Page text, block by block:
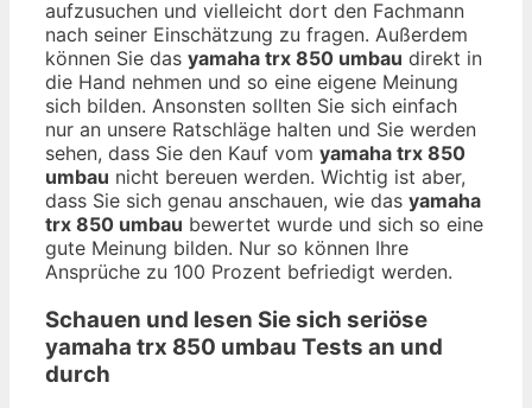
aufzusuchen und vielleicht dort den Fachmann
nach seiner Einschätzung zu fragen. Außerdem
können Sie das yamaha trx 850 umbau direkt in
die Hand nehmen und so eine eigene Meinung
sich bilden. Ansonsten sollten Sie sich einfach
nur an unsere Ratschläge halten und Sie werden
sehen, dass Sie den Kauf vom yamaha trx 850
umbau nicht bereuen werden. Wichtig ist aber,
dass Sie sich genau anschauen, wie das yamaha
trx 850 umbau bewertet wurde und sich so eine
gute Meinung bilden. Nur so können Ihre
Ansprüche zu 100 Prozent befriedigt werden.
Schauen und lesen Sie sich seriöse
yamaha trx 850 umbau Tests an und
durch